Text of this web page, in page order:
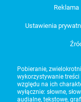
Reklama
Ustawienia
Pobieranie,
wykorzystywanie
względu na ich
wyłącznie: słowne,
audialne, tekstowe,